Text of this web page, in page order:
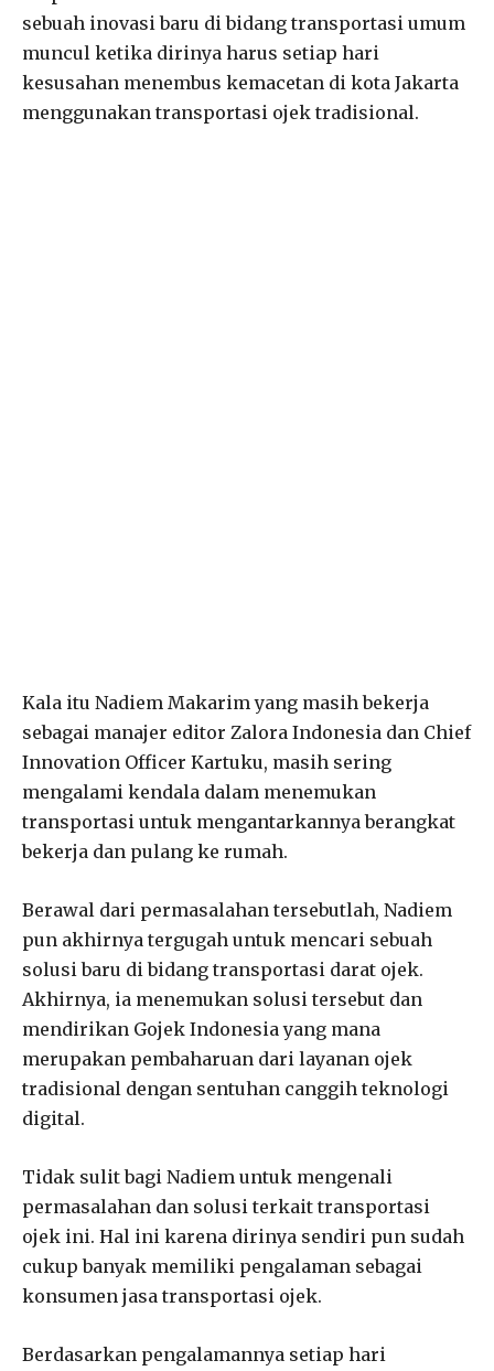
sebuah inovasi baru di bidang transportasi umum
muncul ketika dirinya harus setiap hari
kesusahan menembus kemacetan di kota Jakarta
menggunakan transportasi ojek tradisional.
Kala itu Nadiem Makarim yang masih bekerja
sebagai manajer editor Zalora Indonesia dan Chief
Innovation Officer Kartuku, masih sering
mengalami kendala dalam menemukan
transportasi untuk mengantarkannya berangkat
bekerja dan pulang ke rumah.
Berawal dari permasalahan tersebutlah, Nadiem
pun akhirnya tergugah untuk mencari sebuah
solusi baru di bidang transportasi darat ojek.
Akhirnya, ia menemukan solusi tersebut dan
mendirikan Gojek Indonesia yang mana
merupakan pembaharuan dari layanan ojek
tradisional dengan sentuhan canggih teknologi
digital.
Tidak sulit bagi Nadiem untuk mengenali
permasalahan dan solusi terkait transportasi
ojek ini. Hal ini karena dirinya sendiri pun sudah
cukup banyak memiliki pengalaman sebagai
konsumen jasa transportasi ojek.
Berdasarkan pengalamannya setiap hari